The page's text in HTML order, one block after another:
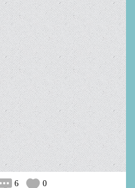
6 0